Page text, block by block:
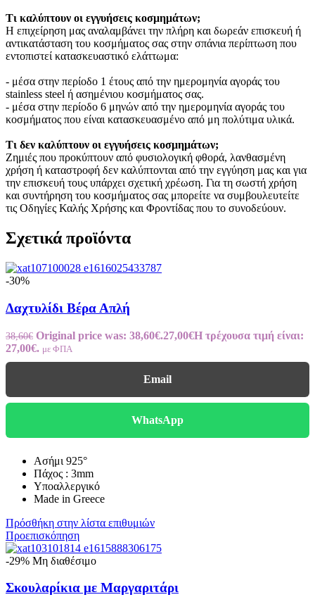
Τι καλύπτουν οι εγγυήσεις κοσμημάτων;
Η επιχείρηση μας αναλαμβάνει την πλήρη και δωρεάν επισκευή ή
αντικατάσταση του κοσμήματος σας στην σπάνια περίπτωση που
εντοπιστεί κατασκευαστικό ελάττωμα:
- μέσα στην περίοδο 1 έτους από την ημερομηνία αγοράς του
stainless steel ή ασημένιου κοσμήματος σας.
- μέσα στην περίοδο 6 μηνών από την ημερομηνία αγοράς του
κοσμήματος που είναι κατασκευασμένο από μη πολύτιμα υλικά.
Τι δεν καλύπτουν οι εγγυήσεις κοσμημάτων;
Ζημιές που προκύπτουν από φυσιολογική φθορά, λανθασμένη
χρήση ή καταστροφή δεν καλύπτονται από την εγγύηση μας και για
την επισκευή τους υπάρχει σχετική χρέωση. Για τη σωστή χρήση
και συντήρηση του κοσμήματος σας μπορείτε να συμβουλευτείτε
τις Οδηγίες Καλής Χρήσης και Φροντίδας που το συνοδεύουν.
Σχετικά προϊόντα
-30%
Δαχτυλίδι Βέρα Απλή
38,60€ Original price was: 38,60€.27,00€Η τρέχουσα τιμή είναι:
27,00€. με ΦΠΑ
Email
WhatsApp
Ασήμι 925°
Πάχος : 3mm
Υποαλλεργικό
Made in Greece
Πρόσθήκη στην λίστα επιθυμιών
Προεπισκόπηση
-29% Μη διαθέσιμο
Σκουλαρίκια με Μαργαριτάρι